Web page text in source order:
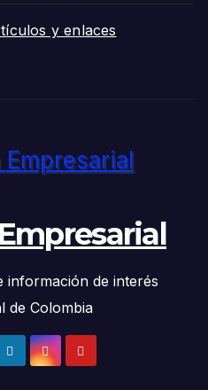
y enlaces
información de interés
de Colombia